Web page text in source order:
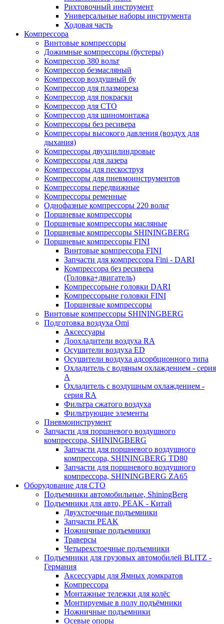
Рихтовочный инструмент
Универсальные наборы инструмента
Ходовая часть
Компрессора
Винтовые компрессоры
Дожимные компрессоры (бустеры)
Компрессор 380 вольт
Компрессор безмасляный
Компрессор воздушный бу
Компрессор для плазмореза
Компрессор для покраски
Компрессор для СТО
Компрессор для шиномонтажа
Компрессоры без ресивера
Компрессоры высокого давления (воздух для
дыхания)
Компрессоры двухцилиндровые
Компрессоры для лазера
Компрессоры для пескоструя
Компрессоры для пневмоинструментов
Компрессоры передвижные
Компрессоры ременные
Однофазные компрессоры 220 вольт
Поршневые компрессоры
Поршневые компрессоры масляные
Поршневые компрессоры SHININGBERG
Поршневые компрессоры FINI
Винтовые компрессора FINI
Запчасти для компрессора Fini - DARI
Компрессора без ресивера
(Головка+двигатель)
Компрессорыне головки DARI
Компрессорыне головки FINI
Поршневые компрессоры
Винтовые компрессоры SHININGBERG
Подготовка воздуха Omi
Аксессуары
Доохладители воздуха RA
Осушители воздуха ED
Осушители воздуха адсорбционного типа
Охладитель с водяным охлаждением - серия
A
Охладитель с воздушным охлаждением -
серия RA
Фильтра сжатого воздуха
Фильтрующие элементы
Пневмоинструмент
Запчасти для поршневого воздушного
компрессора, SHININGBERG
Запчасти для поршневого воздушного
компрессора, SHININGBERG TD80
Запчасти для поршневого воздушного
компрессора, SHININGBERG ZA65
Оборудование для СТО
Подъемники автомобильные, ShiningBerg
Подъемники для авто, PEAK - Китай
Двухстоечные подъемники
Запчасти PEAK
Ножничные подъемники
Траверсы
Четырехстоечные подъемники
Подъемники для грузовых автомобилей BLITZ -
Германия
Аксессуары для Ямных домкратов
Компрессора
Монтажные тележки для колёс
Монтируемые в полу подъёмники
Ножничные подъемники
Осевые опоры